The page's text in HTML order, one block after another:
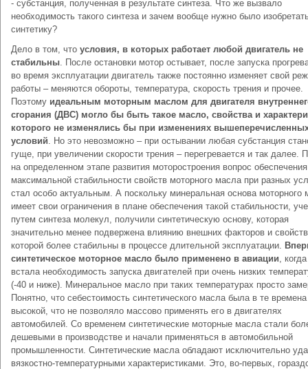
- субстанция, полученная в результате синтеза. Что же вызвало
необходимость такого синтеза и зачем вообще нужно было
синтетику?
Дело в том, что условия, в которых работает любой двигатель не
стабильны. После остановки мотор остывает, после запуска
во время эксплуатации двигатель также постоянно изменяет свой
работы – меняются обороты, температура, скорость трения и прочее.
Поэтому идеальным моторным маслом для двигателя
сгорания (ДВС) могло бы быть такое масло, свойства и
которого не изменялись бы при изменениях
условий. Но это невозможно – при остывании любая субстанция
гуще, при увеличении скорости трения – перегревается и так далее.
на определенном этапе развития моторостроения вопрос обеспечения
максимальной стабильности свойств моторного масла при разных
стал особо актуальным. А поскольку минеральная основа моторного
имеет свои ограничения в плане обеспечения такой стабильности,
путем синтеза молекул, получили синтетическую основу, которая
значительно менее подвержена влиянию внешних факторов и
которой более стабильны в процессе длительной эксплуатации.
синтетическое моторное масло было применено в авиации, когда
встала необходимость запуска двигателей при очень низких
(-40 и ниже). Минеральное масло при таких температурах просто
Понятно, что себестоимость синтетического масла была в те
высокой, что не позволяло массово применять его в двигателях
автомобилей. Со временем синтетические моторные масла стали
дешевыми в производстве и начали применяться в автомобильной
промышленности. Синтетические масла обладают исключительно
вязкостно-температурными характеристиками. Это, во-первых,